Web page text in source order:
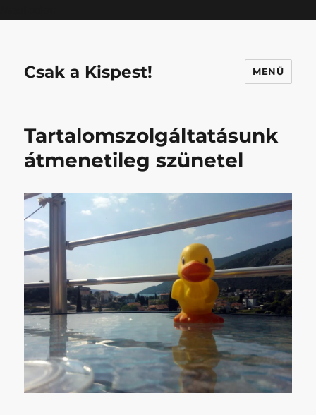
Csak a Kispest! MENÜ
Tartalomszolgáltatásunk
átmenetileg szünetel